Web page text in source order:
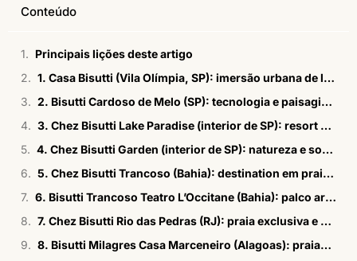
Conteúdo
Principais lições deste artigo
1. Casa Bisutti (Vila Olímpia, SP): imersão urbana de luxo
2. Bisutti Cardoso de Melo (SP): tecnologia e paisagismo integrados
3. Chez Bisutti Lake Paradise (interior de SP): resort all-inclusive próximo
4. Chez Bisutti Garden (interior de SP): natureza e sofisticação
5. Chez Bisutti Trancoso (Bahia): destination em praia com estrutura
6. Bisutti Trancoso Teatro L’Occitane (Bahia): palco artístico para grandes celebrações
7. Chez Bisutti Rio das Pedras (RJ): praia exclusiva e atividades para convidados
8. Bisutti Milagres Casa Marceneiro (Alagoas): praias preservadas e foco em sustentabilidade